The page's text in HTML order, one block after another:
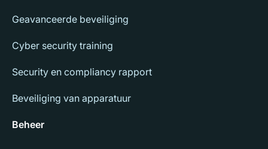
Geavanceerde beveiliging
Cyber security training
Security en compliancy rapport
Beveiliging van apparatuur
Beheer